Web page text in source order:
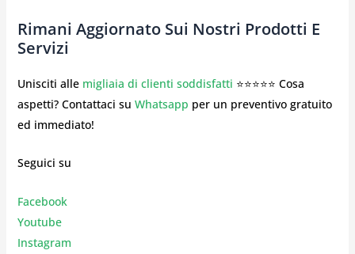
Rimani Aggiornato Sui Nostri Prodotti E
Servizi
Unisciti alle migliaia di clienti soddisfatti ⭐⭐⭐⭐⭐ Cosa
aspetti? Contattaci su Whatsapp per un preventivo gratuito
ed immediato!
Seguici su
Facebook
Youtube
Instagram